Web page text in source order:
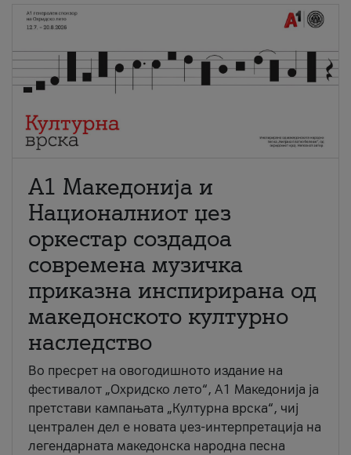
А1 Македонија и
Националниот џез
оркестар создадоа
современа музичка
приказна инспирирана од
македонското културно
наследство
Во пресрет на овогодишното издание на
фестивалот „Охридско лето“, А1 Македонија ја
претстави кампањата „Културна врска“, чиј
централен дел е новата џез-интерпретација на
легендарната македонска народна песна